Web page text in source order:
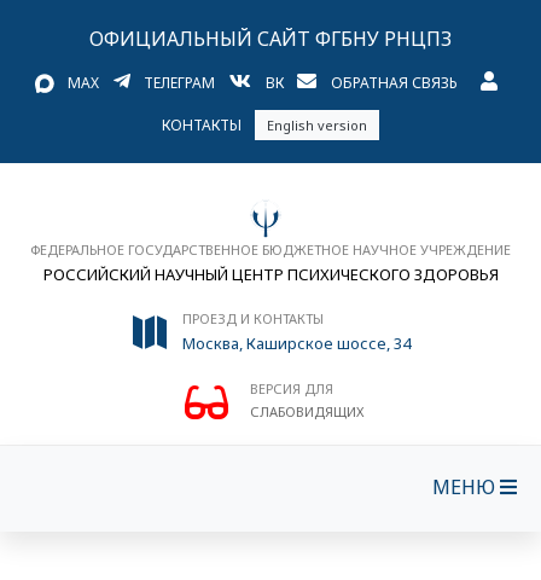
ОФИЦИАЛЬНЫЙ САЙТ ФГБНУ РНЦПЗ
MAX ТЕЛЕГРАМ ВК ОБРАТНАЯ СВЯЗЬ
КОНТАКТЫ English version
ФЕДЕРАЛЬНОЕ ГОСУДАРСТВЕННОЕ БЮДЖЕТНОЕ НАУЧНОЕ УЧРЕЖДЕНИЕ
РОССИЙСКИЙ НАУЧНЫЙ ЦЕНТР ПСИХИЧЕСКОГО ЗДОРОВЬЯ
ПРОЕЗД И КОНТАКТЫ
Москва, Каширское шоссе, 34
ВЕРСИЯ ДЛЯ
СЛАБОВИДЯЩИХ
МЕНЮ